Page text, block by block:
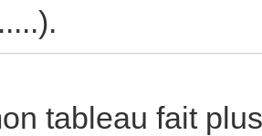
tableau fait